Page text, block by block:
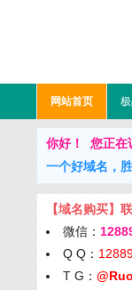
网站首页
你好！ 您正在
一个好域名，
【域名购买】
微信：
Q Q：
T G：